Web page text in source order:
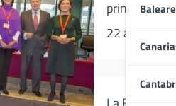
principales
22 al 26 de